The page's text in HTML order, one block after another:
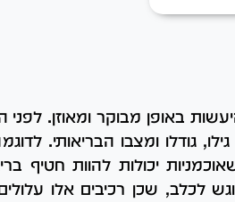
באופן מבוקר ומאוזן.
גודלו ומצבו הבריאותי.
יכולות להוות חטיף
לכלב, שכן רכיבים אלו